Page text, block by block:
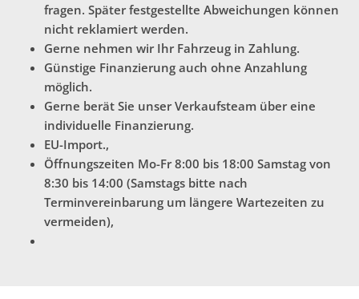
fragen. Später festgestellte Abweichungen können
nicht reklamiert werden.
Gerne nehmen wir Ihr Fahrzeug in Zahlung.
Günstige Finanzierung auch ohne Anzahlung
möglich.
Gerne berät Sie unser Verkaufsteam über eine
individuelle Finanzierung.
EU-Import.,
Öffnungszeiten Mo-Fr 8:00 bis 18:00 Samstag von
8:30 bis 14:00 (Samstags bitte nach
Terminvereinbarung um längere Wartezeiten zu
vermeiden),